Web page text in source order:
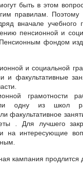
быть в этом
правилам.
вначале учебного
пенсионной и
фондом
и социальной
и факультативные
грамотности
одну из школ
факультативное
. Для лучшего
на интересующие
кампания продлится